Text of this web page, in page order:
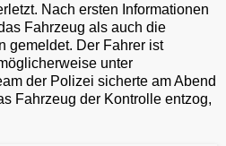
Nach ersten Informationen
Fahrzeug als auch die
gemeldet. Der Fahrer ist
unter
der Polizei sicherte am Abend
Fahrzeug der Kontrolle entzog,